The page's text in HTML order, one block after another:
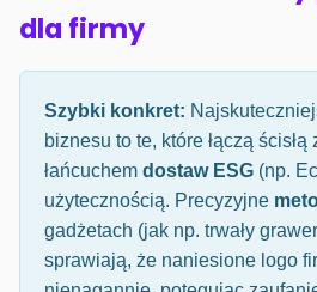
dla firmy
Szybki konkret:
biznesu to te, które łączą ścisłą
łańcuchem dostaw ESG (np.
użytecznością. Precyzyjne
gadżetach (jak np. trwały
sprawiają, że naniesione logo